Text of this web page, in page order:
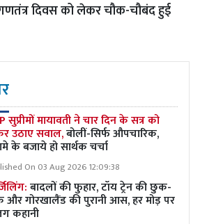
दिवस को लेकर चौक-चौबंद हुई
सुप्रीमों मायावती ने चार दिन के सत्र को
उठाए सवाल,बोलीं-सिर्फ औपचारिक,
के बजाये हो सार्थक चर्चा
On 03 Aug 2026 12:09:38
बादलों की फुहार, टॉय ट्रेन की छुक-
गोरखालैंड की पुरानी आस, हर मोड़ पर
कहानी